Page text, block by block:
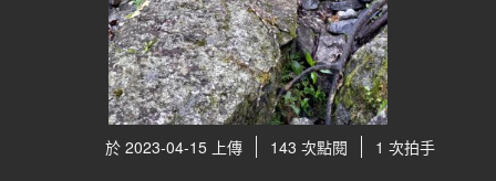
於 2023-04-15 上傳 143 次點閱 1 次拍手